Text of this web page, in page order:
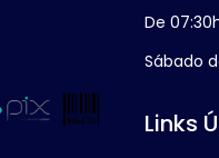
De
Sábado
Links